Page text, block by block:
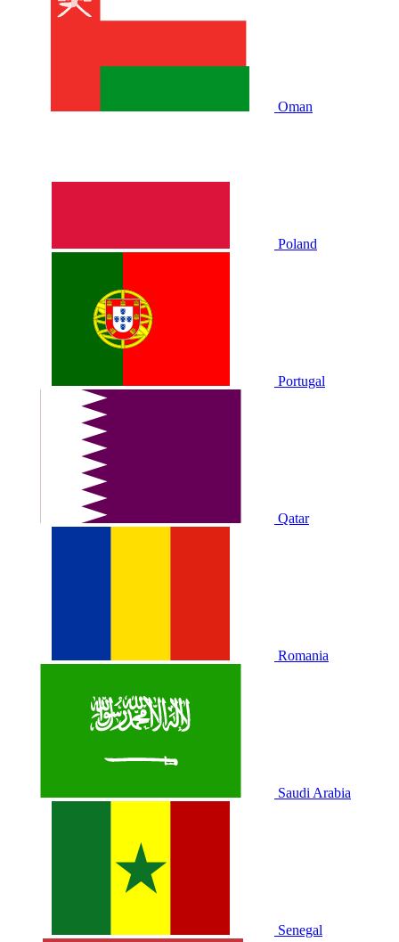
Oman
Poland
Portugal
Qatar
Romania
Saudi Arabia
Senegal